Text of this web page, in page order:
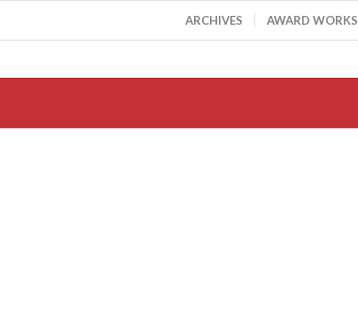
ARCHIVES AWARD WORKS